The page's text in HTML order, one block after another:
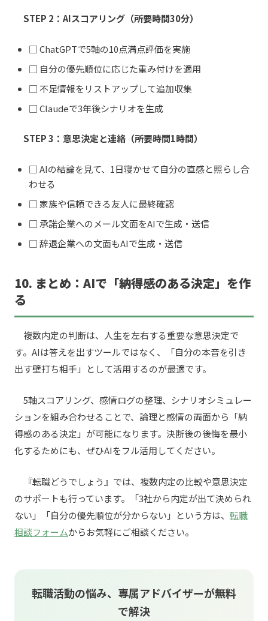
STEP 2：AIスコアリング（所要時間30分）
□ ChatGPTで5軸の10点満点評価を実施
□ 自分の優先順位に応じた重み付けを適用
□ 不足情報をリストアップして追加収集
□ Claudeで3年後シナリオを生成
STEP 3：意思決定と連絡（所要時間1時間）
□ AIの結論を見て、1日寝かせて自分の直感と照らし合
わせる
□ 家族や信頼できる友人に最終確認
□ 承諾企業へのメール文面をAIで生成・送信
□ 辞退企業への文面もAIで生成・送信
10. まとめ：AIで「納得感のある決定」を作
る
複数内定の判断は、人生を左右する重要な意思決定で
す。AIは答えを出すツールではなく、「自分の本音を引き
出す壁打ち相手」として活用するのが最適です。
5軸スコアリング、感情ログの整理、シナリオシミュレー
ションを組み合わせることで、論理と感情の両面から「納
得感のある決定」が可能になります。決断後の後悔を最小
化するためにも、ぜひAIをフル活用してください。
『転職どうでしょう』では、複数内定の比較や意思決定
のサポートも行っています。「3社から内定が出て決められ
ない」「自分の優先順位が分からない」という方は、 転職
相談フォームからお気軽にご相談ください。
転職活動の悩み、専属アドバイザーが無料
で解決